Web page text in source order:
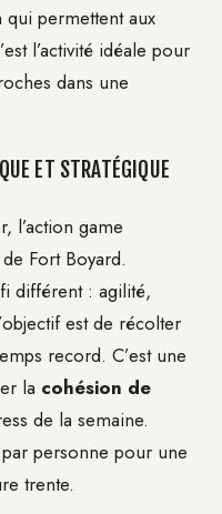
permettent aux
l’activité idéale pour
dans une
ET STRATÉGIQUE
l’action game
Fort Boyard.
différent : agilité,
est de récolter
record. C’est une
la cohésion de
de la semaine.
personne pour une
trente.